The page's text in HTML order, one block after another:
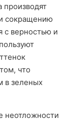
сокращению
с верностью и
что
в зеленых
неотложности